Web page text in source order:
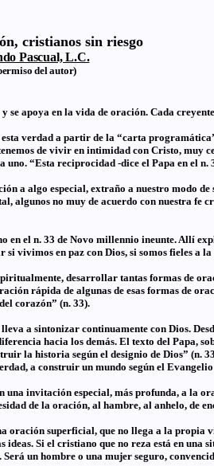
cristianos sin riesgo
Pascual, L.C.
del autor)
se apoya en la vida de oración. Cada
verdad a partir de la “carta
de vivir en intimidad con Cristo, muy
uno. “Esta reciprocidad -dice el Papa en el
a algo especial, extraño a nuestro modo de
algunos no muy de acuerdo con nuestra fe
en el n. 33 de Novo millennio ineunte. Allí
vivimos en paz con Dios, si somos fieles a
desarrollar tantas formas de
rápida de algunas de esas formas de
corazón” (n. 33).
a sintonizar continuamente con Dios.
hacia los demás. El texto del Papa,
la historia según el designio de Dios” (n.
a construir un mundo según el
una invitación especial, más profunda, a la
de la oración, al hambre, al anhelo, de
oración superficial, que no llega a la propia
ideas. Si el cristiano que no reza está en
un hombre o una mujer seguro,